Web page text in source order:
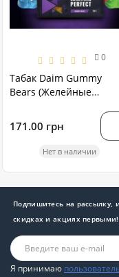
0
Табак Daim Gummy
Bears (Желейные
171.00 грн
Нет в наличии
Подпишитесь на рассылку,
скидках и акциях первыми!
Я принимаю